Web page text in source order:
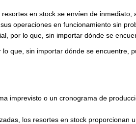
en stock se envíen de
operaciones en funcionamiento sin
por lo que, sin importar dónde se
que, sin importar dónde se encuentre,
imprevisto o un cronograma de
los resortes en stock proporcionan